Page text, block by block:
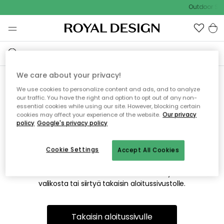
Outdoor
Emme valitettavasti löydä
etsimääsi sivua
Tämä voi johtua siitä, että sivua ei enää ole tai siitä, että se
on siirretty muualle. Pahoittelemme tästä mahdollisesti
valikosta tai siirtyä takaisin aloitussivustolle.
Takaisin aloitussivulle
We care about your privacy!
We use cookies to personalize content and ads, and to analyze
our traffic. You have the right and option to opt out of any non-
essential cookies while using our site. However, blocking certain
cookies may affect your experience of the website. Our privacy
policy Google's privacy policy
Accept All Cookies
Cookie Settings